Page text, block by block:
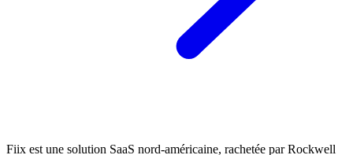
Fiix est une solution SaaS nord-américaine, rachetée par Rockwell